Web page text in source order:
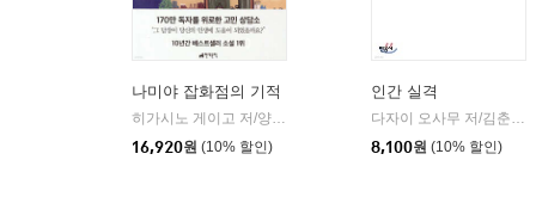
나미야 잡화점의 기적
히가시노 게이고 저/양윤옥 역
현대문학
16,920원 (10% 할인)
인간 실격
다자이 오사무 저/김춘미 역
8,100원 (10% 할인)